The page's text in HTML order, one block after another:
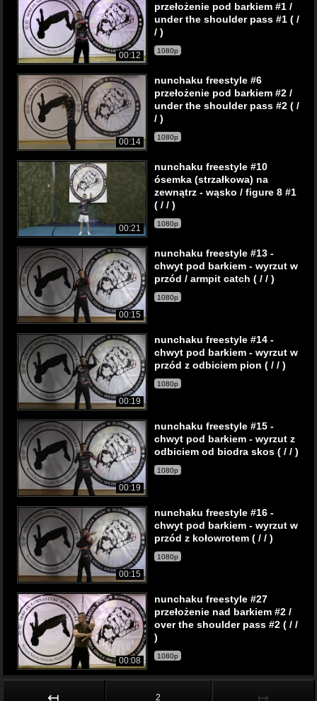
00:12
przełożenie pod barkiem #1 /
under the shoulder pass #1 ( /
/ )
1080p
00:14
nunchaku freestyle #6
przełożenie pod barkiem #2 /
under the shoulder pass #2 ( /
/ )
1080p
00:21
nunchaku freestyle #10
ósemka (strzałkowa) na
zewnątrz - wąsko / figure 8 #1
( / / )
1080p
00:15
nunchaku freestyle #13 -
chwyt pod barkiem - wyrzut w
przód / armpit catch ( / / )
1080p
00:19
nunchaku freestyle #14 -
chwyt pod barkiem - wyrzut w
przód z odbiciem pion ( / / )
1080p
00:19
nunchaku freestyle #15 -
chwyt pod barkiem - wyrzut z
odbiciem od biodra skos ( / / )
1080p
00:15
nunchaku freestyle #16 -
chwyt pod barkiem - wyrzut w
przód z kołowrotem ( / / )
1080p
00:08
nunchaku freestyle #27
przełożenie nad barkiem #2 /
over the shoulder pass #2 ( / /
)
1080p
↤ 2 ↦